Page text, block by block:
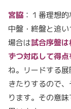
宮脇 ：１番理想
中盤・終盤と追
場合は試合序盤
ずつ対応して得
ね。リードする
きたりするので
ります。その意味